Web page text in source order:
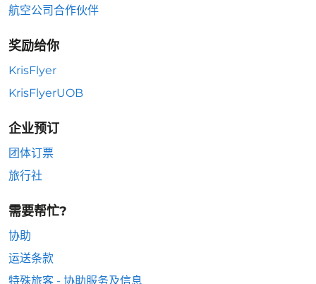
航空公司合作伙伴
奖励给你
KrisFlyer
KrisFlyerUOB
企业预订
团体订票
旅行社
需要帮忙?
协助
运送条款
特殊旅客 - 协助服务及信息